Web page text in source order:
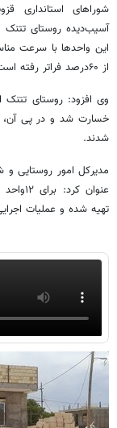
شوراهای استانداری
آسیب‌دیده روستای تتنک
این واحدها با سرعت
از ۶۰درصد فراتر رفته است.
وی افزود: روستای
خسارت شد و در پی آن،
شدند.
مدیرکل امور روستایی و
عنوان
تهیه شده و عملیات